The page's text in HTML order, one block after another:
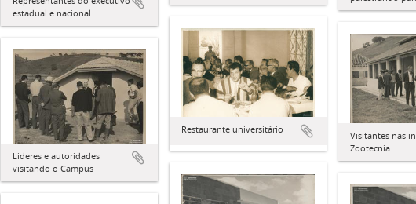
estadual e nacional
Restaurante universitário
Visitantes nas
Zootecnia
Lideres e autoridades
visitando o Campus